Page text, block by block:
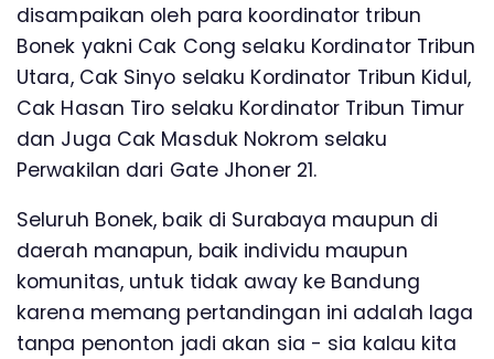
disampaikan oleh para koordinator tribun
Bonek yakni Cak Cong selaku Kordinator Tribun
Utara, Cak Sinyo selaku Kordinator Tribun Kidul,
Cak Hasan Tiro selaku Kordinator Tribun Timur
dan Juga Cak Masduk Nokrom selaku
Perwakilan dari Gate Jhoner 21.
Seluruh Bonek, baik di Surabaya maupun di
daerah manapun, baik individu maupun
komunitas, untuk tidak away ke Bandung
karena memang pertandingan ini adalah laga
tanpa penonton jadi akan sia - sia kalau kita